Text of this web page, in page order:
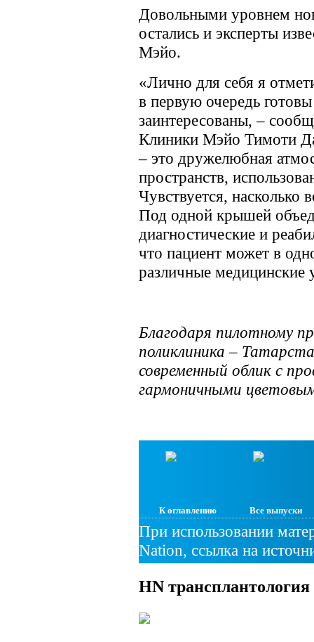
Довольными уровнем
остались и эксперты
Мэйо.
«Лично для себя я
в первую очередь
заинтересованы, –
Клиники Мэйо Тимоти
– это дружелюбная
пространств,
Чувствуется, насколько
Под одной крышей
диагностические и
что пациент может в
различные медицинские
Благодаря пилотному
поликлиника –
современный облик с
гармоничными
К оглавлению Все выпуски
При использовании
Nation, ссылка на
HN трансплантология